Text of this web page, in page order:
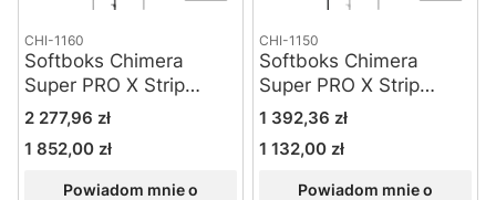
CHI-1160
Softboks Chimera
Super PRO X Strip
(white) - Medium
Cena
2 277,96 zł
Cena
1 852,00 zł
Powiadom mnie o
CHI-1150
Softboks Chimera
Super PRO X Strip
(white) - Small
Cena
1 392,36 zł
Cena
1 132,00 zł
Powiadom mnie o